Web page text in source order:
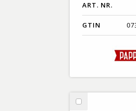
ART. NR.
GTIN
Välj